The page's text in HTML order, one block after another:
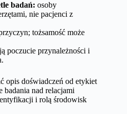
badań: osoby
nie pacjenci z
tożsamość może
poczucie przynależności i
opis doświadczeń od etykiet
badania nad relacjami
i rolą środowisk